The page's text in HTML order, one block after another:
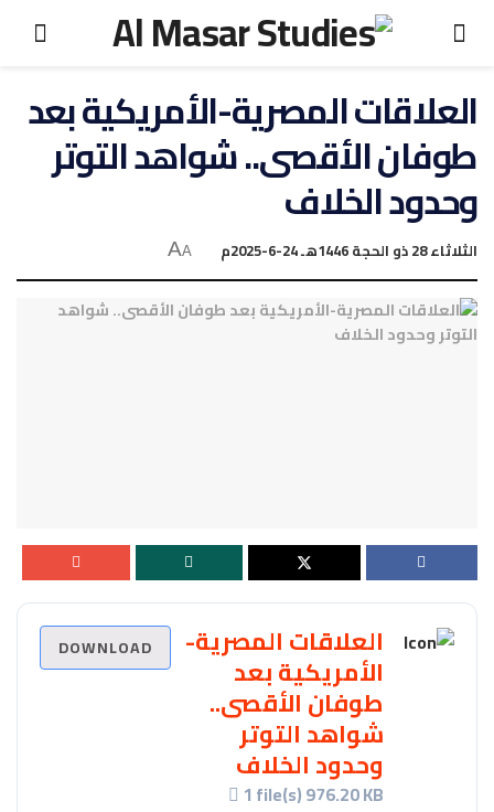
العلاقات المصرية-الأمريكية بعد
طوفان الأقصى.. شواهد التوتر
وحدود الخلاف
الثلاثاء 28 ذو الحجة 1446هـ 24-6-2025م A
A
العلاقات المصرية-
الأمريكية بعد
طوفان الأقصى..
شواهد التوتر
وحدود الخلاف
1 file(s)976.20 KB
DOWNLOAD